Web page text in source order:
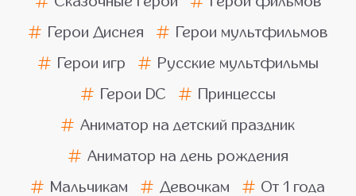
Герои Диснея
Герои мультфильмов
Герои игр
Русские мультфильмы
Герои DC
Принцессы
Аниматор на детский праздник
Аниматор на день рождения
Мальчикам
Девочкам
От 1 года